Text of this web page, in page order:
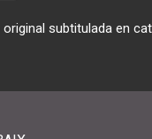
subtitulada en